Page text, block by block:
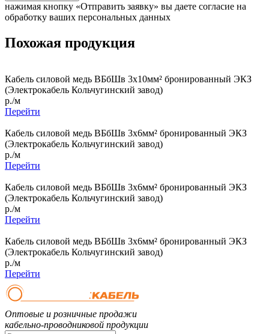
нажимая кнопку «Отправить заявку» вы даете согласие на
обработку ваших персональных данных
Похожая продукция
Кабель силовой медь ВБбШв 3x10мм² бронированный ЭКЗ
(Электрокабель Кольчугинский завод)
р./м
Перейти
Кабель силовой медь ВБбШв 3x6мм² бронированный ЭКЗ
(Электрокабель Кольчугинский завод)
р./м
Перейти
Кабель силовой медь ВБбШв 3x6мм² бронированный ЭКЗ
(Электрокабель Кольчугинский завод)
р./м
Перейти
Кабель силовой медь ВБбШв 3x6мм² бронированный ЭКЗ
(Электрокабель Кольчугинский завод)
р./м
Перейти
Оптовые и розничные продажи
кабельно-проводниковой продукции